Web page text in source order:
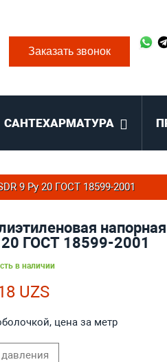
Заказать звонок
САНТЕХАРМАТУРА
9 Ру 20 ГОСТ 18599-2001
20 ГОСТ 18599-2001
в наличии
UZS
цена за метр